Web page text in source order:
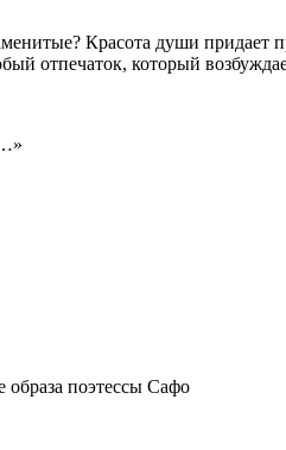
Красота души придает
отпечаток, который
поэтессы Сафо